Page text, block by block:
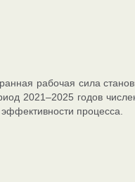
рабочая сила
2021–2025 годов
процесса.